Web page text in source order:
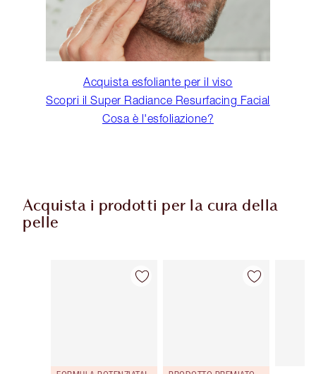
Acquista esfoliante per il viso
Scopri il Super Radiance Resurfacing Facial
Cosa è l'esfoliazione?
Acquista i prodotti per la cura della
pelle
Articolo 1 di 113 Articolo 2 di 113